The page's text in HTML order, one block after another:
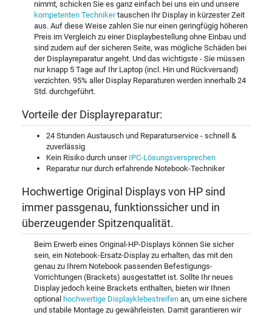
nimmt, schicken Sie es ganz einfach bei uns ein und unsere
kompetenten Technikertauschen Ihr Display in kürzester Zeit
aus. Auf diese Weise zahlen Sie nur einen geringfügig höheren
Preis im Vergleich zu einer Displaybestellung ohne Einbau und
sind zudem auf der sicheren Seite, was mögliche Schäden bei
der Displayreparatur angeht. Und das wichtigste - Sie müssen
nur knapp 5 Tage auf Ihr Laptop (incl. Hin und Rückversand)
verzichten. 95% aller Display Reparaturen werden innerhalb 24
Std. durchgeführt.
Vorteile der Displayreparatur:
24 Stunden Austausch und Reparaturservice - schnell &
zuverlässig
Kein Risiko durch unser IPC-Lösungsversprechen
Reparatur nur durch erfahrende Notebook-Techniker
Hochwertige Original Displays von HP sind
immer passgenau, funktionssicher und in
überzeugender Spitzenqualität.
Beim Erwerb eines Original-HP-Displays können Sie sicher
sein, ein Notebook-Ersatz-Display zu erhalten, das mit den
genau zu Ihrem Notebook passenden Befestigungs-
Vorrichtungen (Brackets) ausgestattet ist. Sollte Ihr neues
Display jedoch keine Brackets enthalten, bieten wir Ihnen
optional hochwertige Displayklebestreifen an, um eine sichere
und stabile Montage zu gewährleisten. Damit garantieren wir